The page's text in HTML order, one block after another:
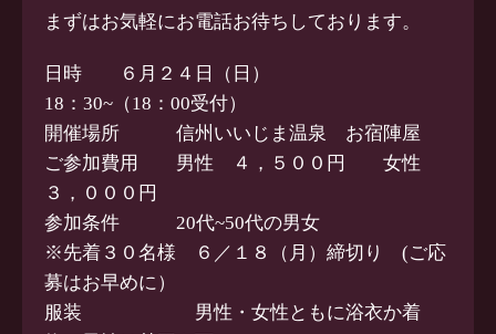
まずはお気軽にお電話お待ちしております。
日時 ６月２４日（日）
18：30~（18：00受付）
開催場所 信州いいじま温泉 お宿陣屋
ご参加費用 男性 ４，５００円 女性
３，０００円
参加条件 20代~50代の男女
※先着３０名様 ６／１８（月）締切り (ご応
募はお早めに）
服装 男性・女性ともに浴衣か着